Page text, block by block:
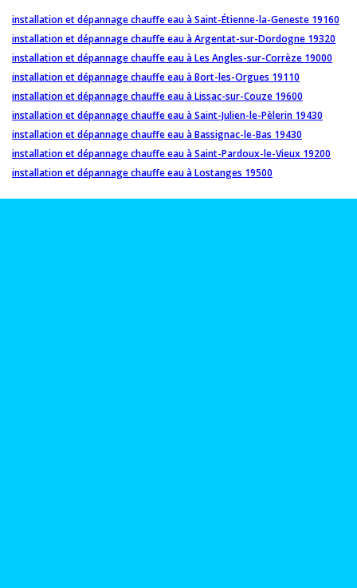
installation et dépannage chauffe eau à Saint-Étienne-la-Geneste 19160
installation et dépannage chauffe eau à Argentat-sur-Dordogne 19320
installation et dépannage chauffe eau à Les Angles-sur-Corrèze 19000
installation et dépannage chauffe eau à Bort-les-Orgues 19110
installation et dépannage chauffe eau à Lissac-sur-Couze 19600
installation et dépannage chauffe eau à Saint-Julien-le-Pèlerin 19430
installation et dépannage chauffe eau à Bassignac-le-Bas 19430
installation et dépannage chauffe eau à Saint-Pardoux-le-Vieux 19200
installation et dépannage chauffe eau à Lostanges 19500